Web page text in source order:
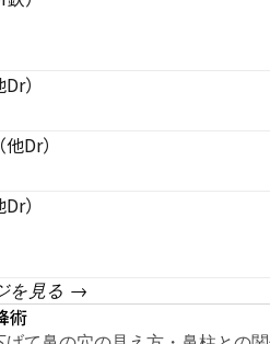
）
Dr）
）
を見る →
術